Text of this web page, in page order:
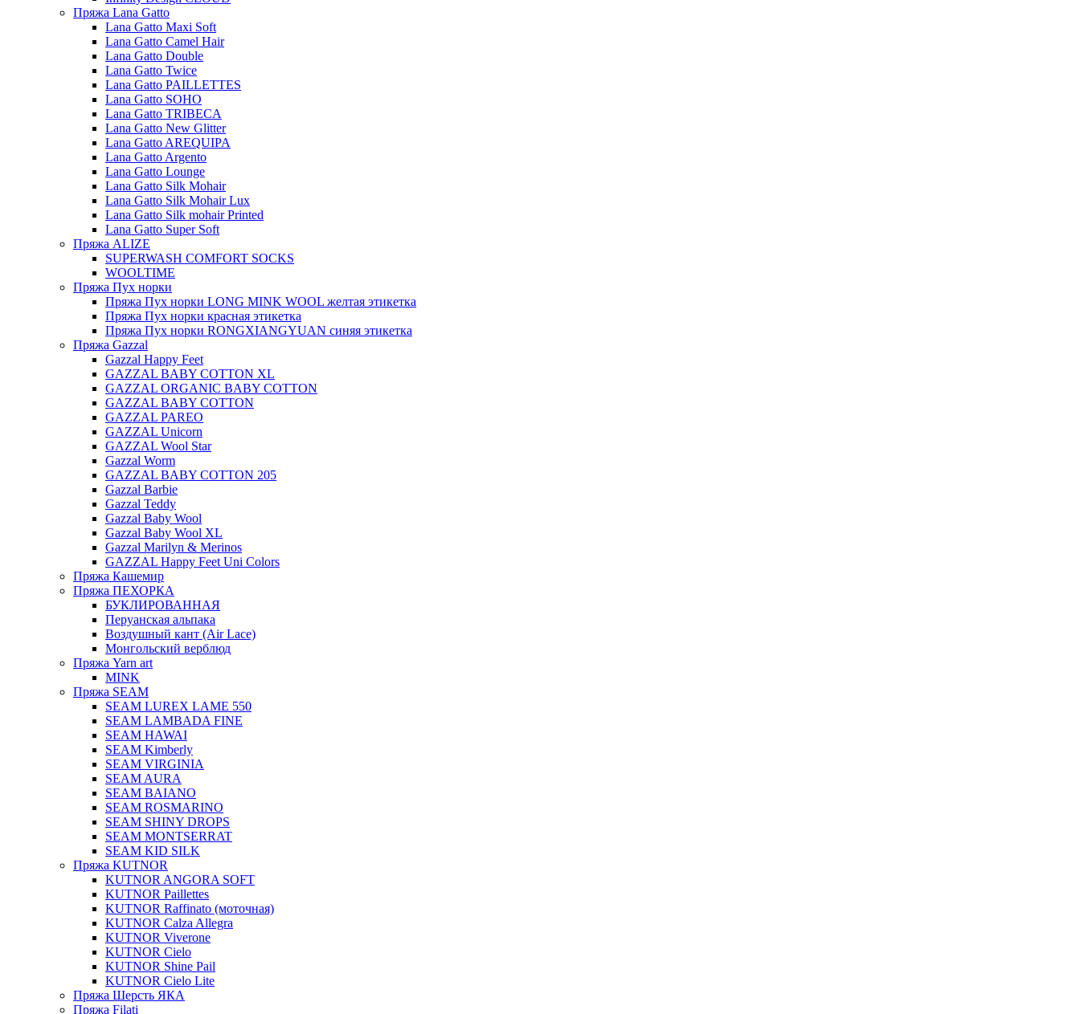
Пряжа Lana Gatto
Lana Gatto Maxi Soft
Lana Gatto Camel Hair
Lana Gatto Double
Lana Gatto Twice
Lana Gatto PAILLETTES
Lana Gatto SOHO
Lana Gatto TRIBECA
Lana Gatto New Glitter
Lana Gatto AREQUIPA
Lana Gatto Argento
Lana Gatto Lounge
Lana Gatto Silk Mohair
Lana Gatto Silk Mohair Lux
Lana Gatto Silk mohair Printed
Lana Gatto Super Soft
Пряжа ALIZE
SUPERWASH COMFORT SOCKS
WOOLTIME
Пряжа Пух норки
Пряжа Пух норки LONG MINK WOOL желтая этикетка
Пряжа Пух норки красная этикетка
Пряжа Пух норки RONGXIANGYUAN синяя этикетка
Пряжа Gazzal
Gazzal Happy Feet
GAZZAL BABY COTTON XL
GAZZAL ORGANIC BABY COTTON
GAZZAL BABY COTTON
GAZZAL PAREO
GAZZAL Unicorn
GAZZAL Wool Star
Gazzal Worm
GAZZAL BABY COTTON 205
Gazzal Barbie
Gazzal Teddy
Gazzal Baby Wool
Gazzal Baby Wool XL
Gazzal Marilyn & Merinos
GAZZAL Happy Feet Uni Colors
Пряжа Кашемир
Пряжа ПЕХОРКА
БУКЛИРОВАННАЯ
Перуанская альпака
Воздушный кант (Air Lace)
Монгольский верблюд
Пряжа Yarn art
MINK
Пряжа SEAM
SEAM LUREX LAME 550
SEAM LAMBADA FINE
SEAM HAWAI
SEAM Kimberly
SEAM VIRGINIA
SEAM AURA
SEAM BAIANO
SEAM ROSMARINO
SEAM SHINY DROPS
SEAM MONTSERRAT
SEAM KID SILK
Пряжа KUTNOR
KUTNOR ANGORA SOFT
KUTNOR Paillettes
KUTNOR Raffinato (моточная)
KUTNOR Calza Allegra
KUTNOR Viverone
KUTNOR Cielo
KUTNOR Shine Pail
KUTNOR Cielo Lite
Пряжа Шерсть ЯКА
Пряжа Filati